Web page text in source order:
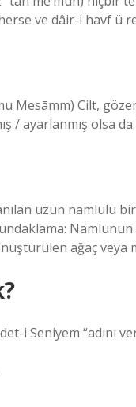
ve dâir-i havf ü
/ ayarlanmış olsa da
uzun namlulu
ağaç veya
i Seniyem “adını